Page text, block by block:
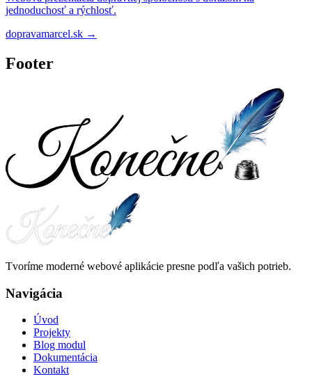
jednoduchosť a rýchlosť.
dopravamarcel.sk →
Footer
Tvoríme moderné webové aplikácie presne podľa vašich potrieb.
Navigácia
Úvod
Projekty
Blog modul
Dokumentácia
Kontakt